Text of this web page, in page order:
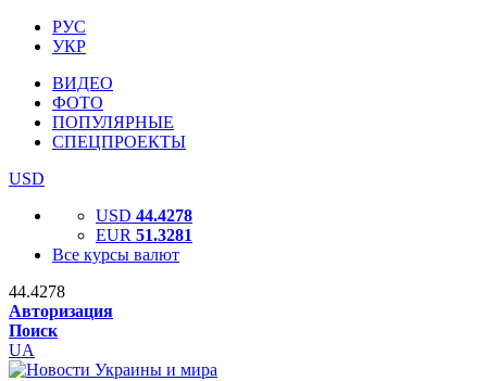
РУС
УКР
ВИДЕО
ФОТО
ПОПУЛЯРНЫЕ
СПЕЦПРОЕКТЫ
USD
USD 44.4278
EUR 51.3281
Все курсы валют
44.4278
Авторизация
Поиск
UA